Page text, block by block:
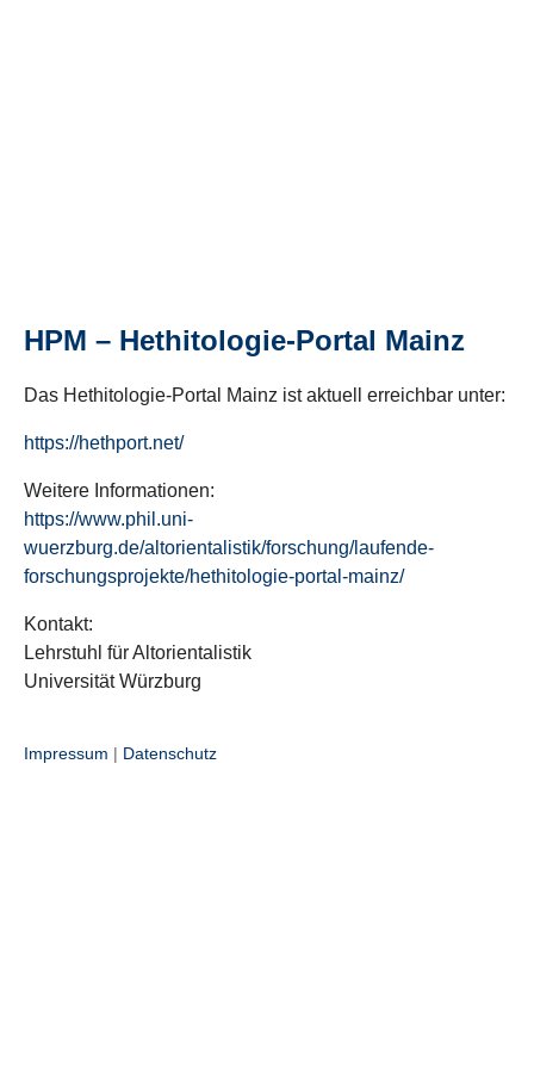
HPM – Hethitologie-Portal Mainz
Das Hethitologie-Portal Mainz ist aktuell erreichbar unter:
https://hethport.net/
Weitere Informationen:
https://www.phil.uni-
wuerzburg.de/altorientalistik/forschung/laufende-
forschungsprojekte/hethitologie-portal-mainz/
Kontakt:
Lehrstuhl für Altorientalistik
Universität Würzburg
Impressum | Datenschutz